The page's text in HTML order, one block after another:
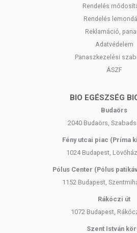
Rendelés
Rendelés
Reklamáció,
Adatvédelem
Panaszkezelési
ÁSZF
BIO EGÉSZSÉG
Budaörs
2040 Budaörs,
Fény utcai piac (Príma
1024 Budapest,
Pólus Center (Pólus
1152 Budapest,
Rákóczi út
1072 Budapest,
Szent István